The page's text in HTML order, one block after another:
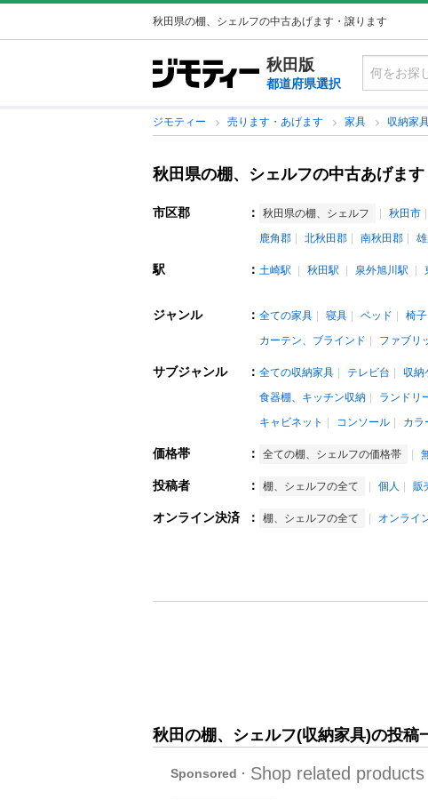
秋田県の棚、シェルフの中古あげます・譲ります
秋田版
都道府県選択
ジモティー 売ります・あげます 家具 収納家
秋田県の棚、シェルフの中古あげま
市区郡 ： 秋田県の棚、シェルフ 秋田市
鹿角郡
北秋田郡 南秋田郡
駅 ： 土崎駅 秋田駅 泉外旭川駅
ジャンル ： 全ての家具 寝具 ベッド 椅子
カーテン、ブラインド
ファブリ
サブジャンル ： 全ての収納家具 テレビ台 収納
食器棚、キッチン収納
ランドリ
キャビネット
コンソール カラ
価格帯 ： 全ての棚、シェルフの価格帯
投稿者 ： 棚、シェルフの全て 個人 販
オンライン決済 ： 棚、シェルフの全て オンライ
秋田の棚、シェルフ(収納家具)の投稿